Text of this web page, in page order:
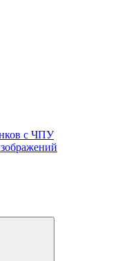
с ЧПУ